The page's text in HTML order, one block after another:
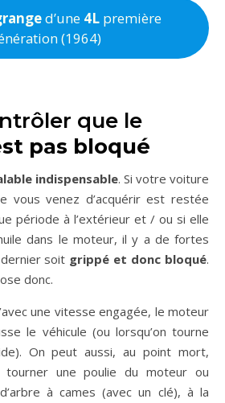
d’une 4L première
(1964)
que le
pas bloqué
indispensable. Si votre voiture
vous venez d’acquérir est restée
période à l’extérieur et / ou si elle
dans le moteur, il y a de fortes
soit grippé et donc bloqué.
donc.
une vitesse engagée, le moteur
le véhicule (ou lorsqu’on tourne
On peut aussi, au point mort,
tourner une poulie du moteur ou
à cames (avec un clé), à la